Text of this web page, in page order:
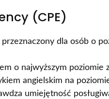
(CPE)
dla osób o
o najwyższym
angielskim na
umiejętność